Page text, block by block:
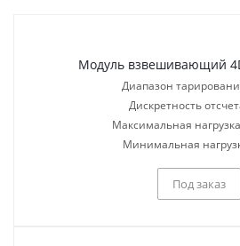
Модуль взвешивающий
Диапазон
Дискретность
Максимальная
Минимальная
Под заказ